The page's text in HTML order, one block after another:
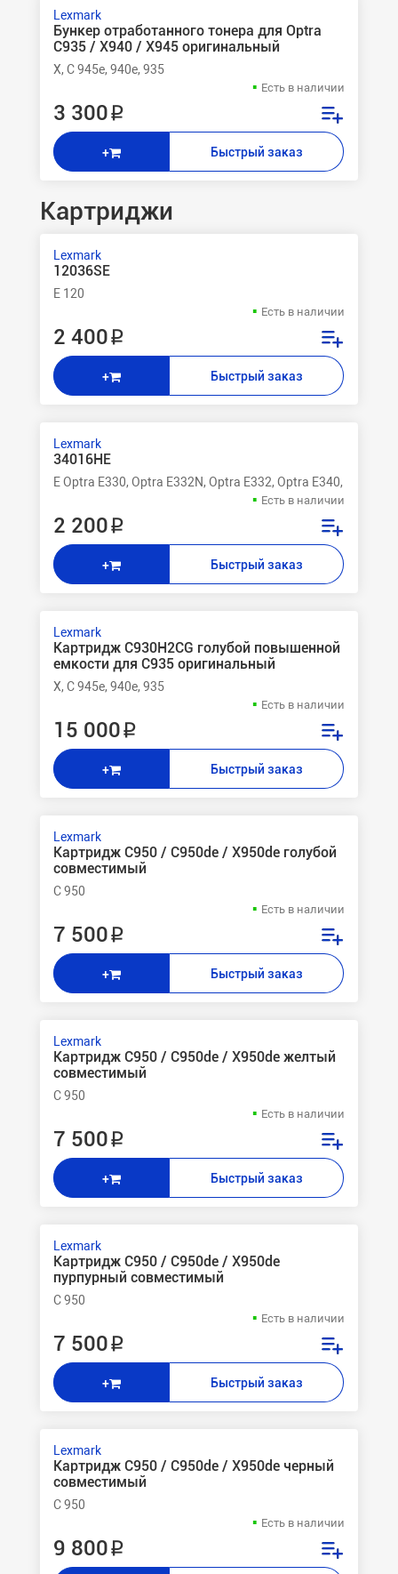
Lexmark
Бункер отработанного тонера для Optra
C935 / X940 / X945 оригинальный
X, C 945e, 940e, 935
Есть в наличии
3 300 ₽
+ Быстрый заказ
Картриджи
Lexmark
12036SE
E 120
Есть в наличии
2 400 ₽
+ Быстрый заказ
Lexmark
34016HE
E Optra E330, Optra E332N, Optra E332, Optra E340, Optra
Есть в наличии
2 200 ₽
+ Быстрый заказ
Lexmark
Картридж C930H2CG голубой повышенной
емкости для C935 оригинальный
X, C 945e, 940e, 935
Есть в наличии
15 000 ₽
+ Быстрый заказ
Lexmark
Картридж C950 / C950de / X950de голубой
совместимый
C 950
Есть в наличии
7 500 ₽
+ Быстрый заказ
Lexmark
Картридж C950 / C950de / X950de желтый
совместимый
C 950
Есть в наличии
7 500 ₽
+ Быстрый заказ
Lexmark
Картридж C950 / C950de / X950de
пурпурный совместимый
C 950
Есть в наличии
7 500 ₽
+ Быстрый заказ
Lexmark
Картридж C950 / C950de / X950de черный
совместимый
C 950
Есть в наличии
9 800 ₽